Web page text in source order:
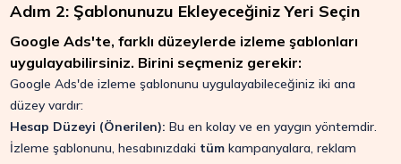
Adım 2: Şablonunuzu Ekleyeceğiniz Yeri Seçin
Google Ads'te, farklı düzeylerde izleme şablonları
uygulayabilirsiniz. Birini seçmeniz gerekir:
Google Ads'de izleme şablonunu uygulayabileceğiniz iki ana
düzey vardır:
Hesap Düzeyi (Önerilen): Bu en kolay ve en yaygın yöntemdir.
İzleme şablonunu, hesabınızdaki tüm kampanyalara, reklam